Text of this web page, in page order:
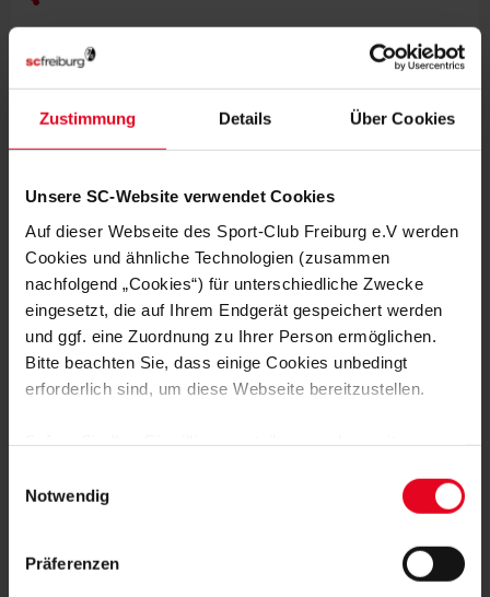
Zustimmung Details Über Cookies
Unsere SC-Website verwendet Cookies
Auf dieser Webseite des Sport-Club Freiburg e.V werden
Cookies und ähnliche Technologien (zusammen
nachfolgend „Cookies“) für unterschiedliche Zwecke
eingesetzt, die auf Ihrem Endgerät gespeichert werden
und ggf. eine Zuordnung zu Ihrer Person ermöglichen.
Bitte beachten Sie, dass einige Cookies unbedingt
erforderlich sind, um diese Webseite bereitzustellen.
Daten von Ihnen (z.B. persönlichen Identifikatoren oder
IP-Adressen) verarbeitet werden. Durch Klicken auf den
Speicherung aller aufgeführten Cookies und der
Notwendig
Präferenzen
MEHR NEWS
FRAUEN & MÄDCHEN 06.08.2026
VINCZE TREFFEN BEIM TEST
VIER SCHWEIZERINNEN IN
ÖSTERREICH – EIN INTERVIEW
FRAUEN & MÄDCHEN 01.08.2026
BORBÁLA VINCZE VERSTÄRKT DEN
SPORT-CLUB
ANGEKOMMEN